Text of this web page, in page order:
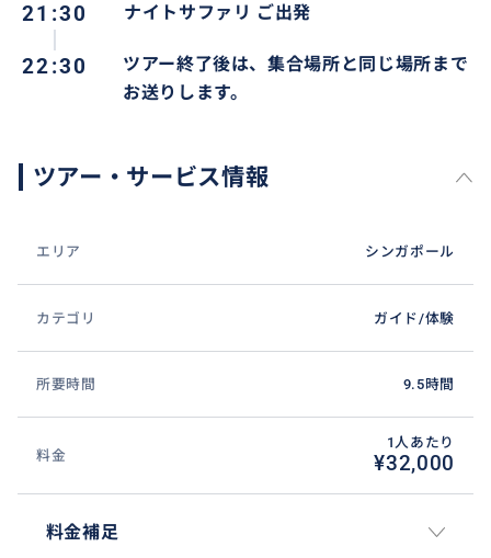
21:30 ナイトサファリ ご出発
22:30
ツアー終了後は、集合場所と同じ場所まで
お送りします。
ツアー・サービス情報
エリア シンガポール
カテゴリ ガイド/体験
所要時間 9.5時間
料金
1人あたり
¥32,000
料金補足